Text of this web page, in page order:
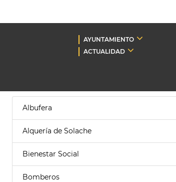
AYUNTAMIENTO
ACTUALIDAD
Albufera
Alquería de Solache
Bienestar Social
Bomberos